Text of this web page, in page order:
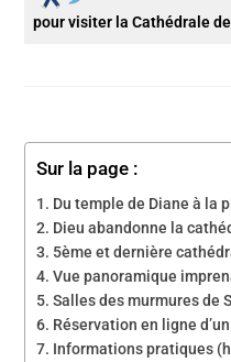
pour visiter la Cathédrale de
Sur la page :
Du temple de Diane à la
Dieu abandonne la
5ème et dernière
Vue panoramique
Salles des murmures de
Réservation en ligne
Informations pratiques